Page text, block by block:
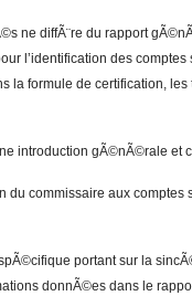
ne diffÃ¨re du rapport
l’identification des comptes
la formule de certification, les
introduction gÃ©nÃ©rale et
du commissaire aux
portant sur la
donnÃ©es dans le